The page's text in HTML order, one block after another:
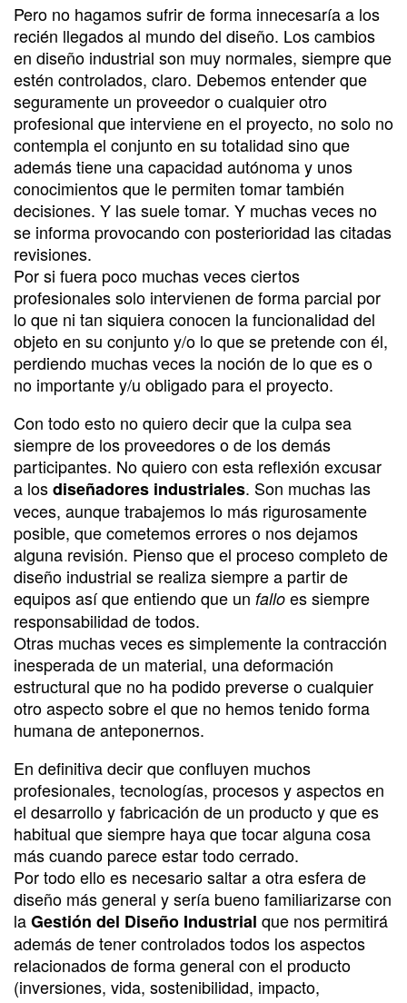
Pero no hagamos sufrir de forma innecesaría a los
recién llegados al mundo del diseño. Los cambios
en diseño industrial son muy normales, siempre que
estén controlados, claro. Debemos entender que
seguramente un proveedor o cualquier otro
profesional que interviene en el proyecto, no solo no
contempla el conjunto en su totalidad sino que
además tiene una capacidad autónoma y unos
conocimientos que le permiten tomar también
decisiones. Y las suele tomar. Y muchas veces no
se informa provocando con posterioridad las citadas
revisiones.
Por si fuera poco muchas veces ciertos
profesionales solo intervienen de forma parcial por
lo que ni tan siquiera conocen la funcionalidad del
objeto en su conjunto y/o lo que se pretende con él,
perdiendo muchas veces la noción de lo que es o
no importante y/u obligado para el proyecto.
Con todo esto no quiero decir que la culpa sea
siempre de los proveedores o de los demás
participantes. No quiero con esta reflexión excusar
a losdiseñadores industriales. Son muchas las
veces, aunque trabajemos lo más rigurosamente
posible, que cometemos errores o nos dejamos
alguna revisión. Pienso que el proceso completo de
diseño industrial se realiza siempre a partir de
equipos así que entiendo que un fallo es siempre
responsabilidad de todos.
Otras muchas veces es simplemente la contracción
inesperada de un material, una deformación
estructural que no ha podido preverse o cualquier
otro aspecto sobre el que no hemos tenido forma
humana de anteponernos.
En definitiva decir que confluyen muchos
profesionales, tecnologías, procesos y aspectos en
el desarrollo y fabricación de un producto y que es
habitual que siempre haya que tocar alguna cosa
más cuando parece estar todo cerrado.
Por todo ello es necesario saltar a otra esfera de
diseño más general y sería bueno familiarizarse con
laGestión del Diseño Industrial que nos permitirá
además de tener controlados todos los aspectos
relacionados de forma general con el producto
(inversiones, vida, sostenibilidad, impacto,